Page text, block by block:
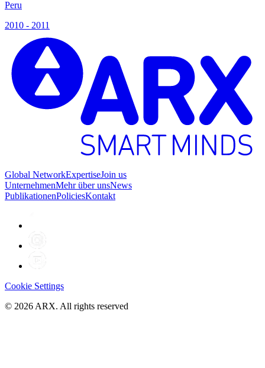
Peru
2010 - 2011
Global NetworkExpertiseJoin us
UnternehmenMehr über unsNews
PublikationenPoliciesKontakt
Cookie Settings
© 2026 ARX. All rights reserved